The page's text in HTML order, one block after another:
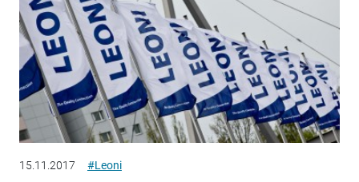
15.11.2017 #Leoni